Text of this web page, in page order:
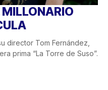
MILLONARIO
director Tom Fernández,
prima “La Torre de Suso”.